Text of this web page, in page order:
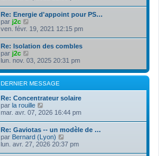
s
s
a
e
e
r
m
e
s
s
a
e
r
n
e
r
m
e
s
s
a
e
l
e
d
e
r
e
r
m
e
s
s
a
g
Re: Energie d'appoint pour PS…
par j2c
o
r
l
e
d
e
r
n
i
e
r
m
e
s
s
a
g
ven. févr. 19, 2021 12:15 pm
Re: Isolation des combles
par j2c
o
r
l
d
e
r
n
i
e
r
m
e
lun. nov. 03, 2025 20:31 pm
DERNIER MESSAGE
Re: Concentrateur solaire
par la rouille
o
l
e
d
e
mar. avr. 07, 2026 16:44 pm
Re: Gaviotas -- un modèle de …
par Bernard (Lyon)
o
lun. avr. 27, 2026 20:37 pm